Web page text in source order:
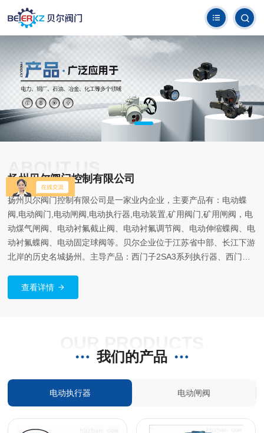
ABOUT US
扬州贝尔阀门控制有限公司
扬州贝尔阀门控制有限公司是一家业内企业，主要产品有：电动蝶
阀,电动阀门,电动闸阀,电动执行器,电动装置,矿用阀门,矿用闸阀，电
动煤气闸阀、电动衬氟截止阀、电动衬氟调节阀、电动伸缩蝶阀、电
动衬氟蝶阀、电动固定球阀等。贝尔企业位于江苏省中部、长江下游
北岸的历史名城扬州。主导产品：西门子2SA3系列执行器、西门子
系列阀门电动装置、智能一体化系列阀门电动执行器、防爆系列阀门
电动装置、DZW多回转系列电动装置、DQW部分回转系列阀门电动
工、楼宇和给排水等自动化行业工程。贝尔人始终致力于“科技*、优
新产品和服务。为建设成国内执行器行业品牌重振昔日辉煌而努力奋
斗。竭诚欢迎海内外广大新老客户到公司参观、考查、洽谈、指导工
查看详情
我们的产品
电动执行器 电动闸阀